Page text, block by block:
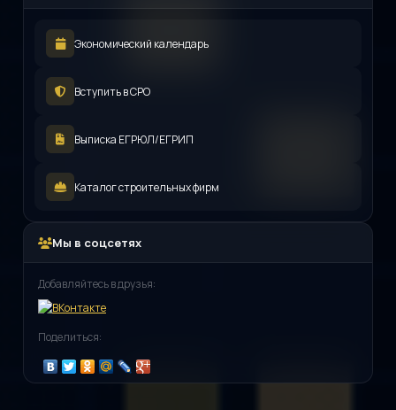
Экономический календарь
Вступить в СРО
Выписка ЕГРЮЛ/ЕГРИП
Каталог строительных фирм
Мы в соцсетях
Добавляйтесь в друзья:
Поделиться: